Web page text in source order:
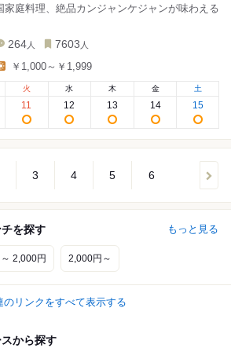
家庭料理、絶品カンジャンケジャンが味わえる
264 人 7603 人
￥1,000～￥1,999
火
11
水
12
木
13
金
14
土
15
3 4 5 6
を探す もっと見る
2,000円 2,000円～
のリンクをすべて表示する
から探す